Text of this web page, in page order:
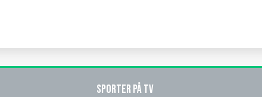
Sporter på TV